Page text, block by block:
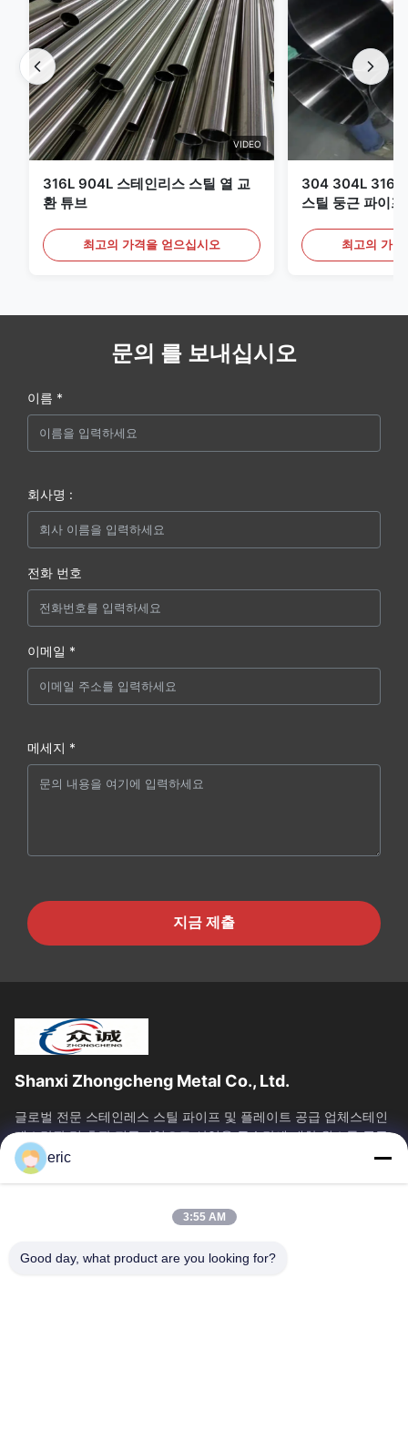
VIDEO
316L 904L 스테인리스 스틸 열 교
환 튜브
최고의 가격을 얻으십시오
304 304L 316
스틸 둥근 파이
최고의 가
문의 를 보내십시오
이름 *
회사명 :
전화 번호
이메일 *
메세지 *
지금 제출
Shanxi Zhongcheng Metal Co., Ltd.
글로벌 전문 스테인레스 스틸 파이프 및 플레이트 공급 업체스테인
레스강관 및 후판 전문기업으로 산업용 특수강에 대한 원스톱 공급
솔루션을 제공합니다.
빠른 링크
제품 소개
연락처
eric
3:55 AM
Good day, what product are you looking for?